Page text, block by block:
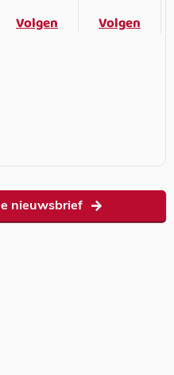
Volgen
Volgen
nieuwsbrief